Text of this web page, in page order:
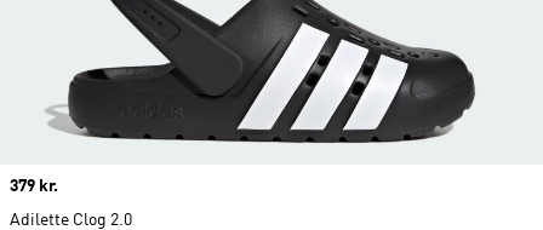
Price
379 kr.
Adilette Clog 2.0